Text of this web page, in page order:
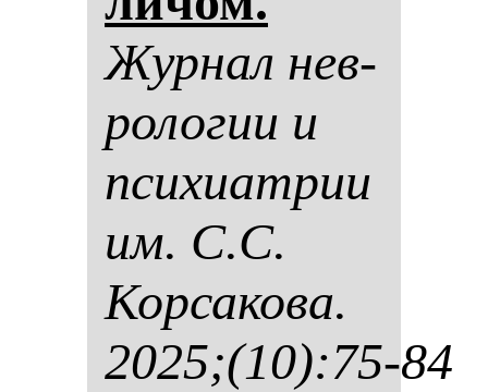
Жур­нал нев­
ро­ло­гии и
пси­хи­ат­рии
им. С.С.
Кор­са­ко­ва.
2025;(10):75-84